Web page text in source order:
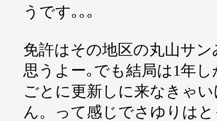
うです｡｡｡
免許はその地区の丸山サ
思うよー｡でも結局は1年
ごとに更新しに来なきゃ
ん。って感じでさゆりは